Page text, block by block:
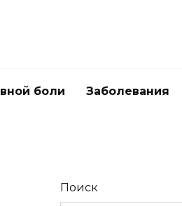
боли Заболевания
Поиск